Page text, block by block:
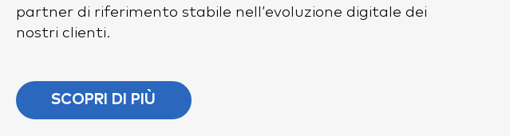
partner di riferimento stabile nell’evoluzione digitale dei
nostri clienti.
SCOPRI DI PIÙ